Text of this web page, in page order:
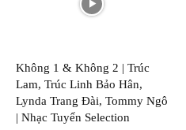
Không 1 & Không 2 | Trúc
Lam, Trúc Linh Bảo Hân,
Lynda Trang Đài, Tommy Ngô
| Nhạc Tuyển Selection